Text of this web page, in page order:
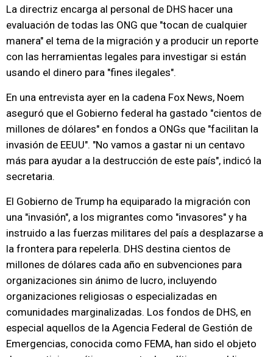
La directriz encarga al personal de DHS hacer una
evaluación de todas las ONG que "tocan de cualquier
manera" el tema de la migración y a producir un reporte
con las herramientas legales para investigar si están
usando el dinero para "fines ilegales".
En una entrevista ayer en la cadena Fox News, Noem
aseguró que el Gobierno federal ha gastado "cientos de
millones de dólares" en fondos a ONGs que "facilitan la
invasión de EEUU". "No vamos a gastar ni un centavo
más para ayudar a la destrucción de este país", indicó la
secretaria.
El Gobierno de Trump ha equiparado la migración con
una "invasión", a los migrantes como "invasores" y ha
instruido a las fuerzas militares del país a desplazarse a
la frontera para repelerla. DHS destina cientos de
millones de dólares cada año en subvenciones para
organizaciones sin ánimo de lucro, incluyendo
organizaciones religiosas o especializadas en
comunidades marginalizadas. Los fondos de DHS, en
especial aquellos de la Agencia Federal de Gestión de
Emergencias, conocida como FEMA, han sido el objeto